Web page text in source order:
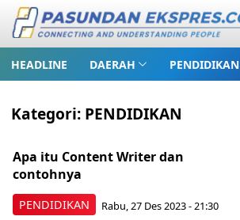
HEADLINE DAERAH PENDIDIKAN
Kategori: PENDIDIKAN
PENDIDIKAN
Apa itu Content Writer dan
contohnya
Rabu, 27 Des 2023 - 21:30